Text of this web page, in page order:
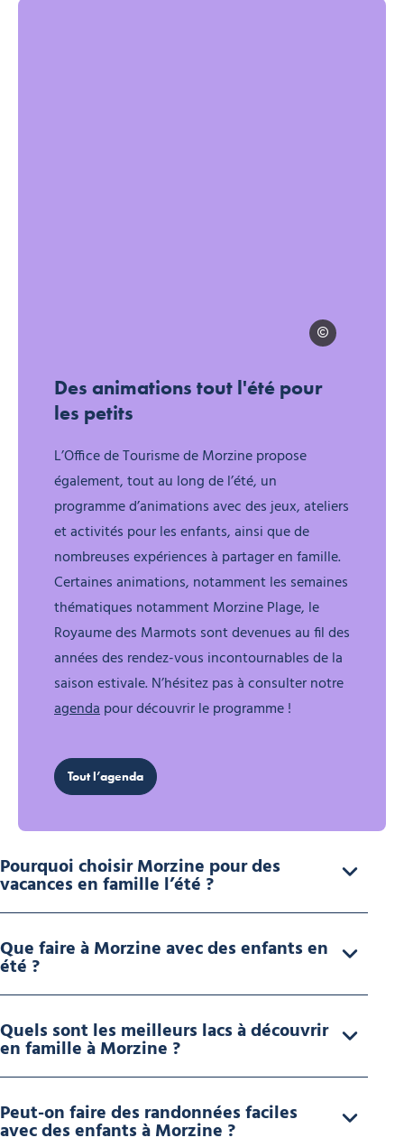
©Sam Ingles
Des animations tout l'été pour
les petits
L’Office de Tourisme de Morzine propose
également, tout au long de l’été, un
programme d’animations avec des jeux, ateliers
et activités pour les enfants, ainsi que de
nombreuses expériences à partager en famille.
Certaines animations, notamment les semaines
thématiques notamment Morzine Plage, le
Royaume des Marmots sont devenues au fil des
années des rendez-vous incontournables de la
saison estivale. N’hésitez pas à consulter notre
agendapour découvrir le programme !
Tout l’agenda
Pourquoi choisir Morzine pour des
vacances en famille l’été ?
Que faire à Morzine avec des enfants en
été ?
Quels sont les meilleurs lacs à découvrir
en famille à Morzine ?
Peut-on faire des randonnées faciles
avec des enfants à Morzine ?